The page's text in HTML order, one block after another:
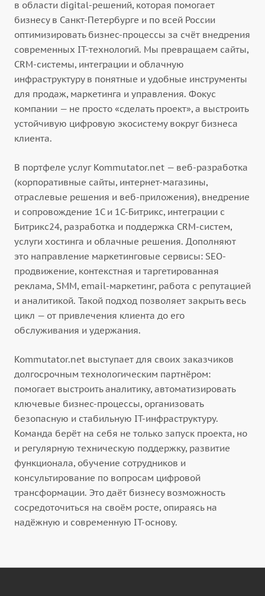
в области digital-решений, которая помогает
бизнесу в Санкт-Петербурге и по всей России
оптимизировать бизнес-процессы за счёт внедрения
современных IT-технологий. Мы превращаем сайты,
CRM-системы, интеграции и облачную
инфраструктуру в понятные и удобные инструменты
для продаж, маркетинга и управления. Фокус
компании — не просто «сделать проект», а выстроить
устойчивую цифровую экосистему вокруг бизнеса
клиента.
В портфеле услуг Kommutator.net — веб-разработка
(корпоративные сайты, интернет-магазины,
отраслевые решения и веб-приложения), внедрение
и сопровождение 1С и 1С-Битрикс, интеграции с
Битрикс24, разработка и поддержка CRM-систем,
услуги хостинга и облачные решения. Дополняют
это направление маркетинговые сервисы: SEO-
продвижение, контекстная и таргетированная
реклама, SMM, email-маркетинг, работа с репутацией
и аналитикой. Такой подход позволяет закрыть весь
цикл — от привлечения клиента до его
обслуживания и удержания.
Kommutator.net выступает для своих заказчиков
долгосрочным технологическим партнёром:
помогает выстроить аналитику, автоматизировать
ключевые бизнес-процессы, организовать
безопасную и стабильную IT-инфраструктуру.
Команда берёт на себя не только запуск проекта, но
и регулярную техническую поддержку, развитие
функционала, обучение сотрудников и
консультирование по вопросам цифровой
трансформации. Это даёт бизнесу возможность
сосредоточиться на своём росте, опираясь на
надёжную и современную IT-основу.